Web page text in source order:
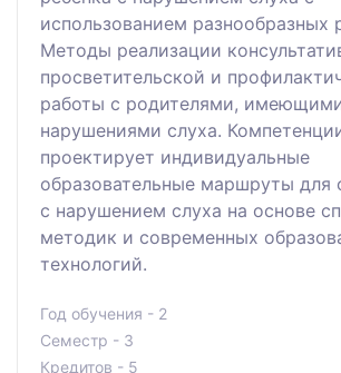
использованием разнообразных
Методы реализации
просветительской и
работы с родителями,
нарушениями слуха.
проектирует индивидуальные
образовательные маршруты для
с нарушением слуха на основе
методик и современных
технологий.
Год обучения - 2
Семестр - 3
Кредитов - 5